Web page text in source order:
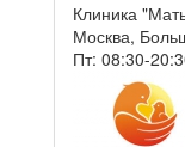
Клиника
Москва,
Пт: 08:30-